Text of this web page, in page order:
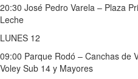
20:30 José Pedro Varela – Plaza
Leche
LUNES 12
09:00 Parque Rodó – Canchas de
Voley Sub 14 y Mayores